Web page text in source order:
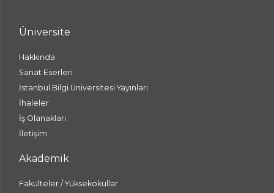
Üniversite
Hakkında
Sanat Eserleri
İstanbul Bilgi Üniversitesi Yayınları
İhaleler
İş Olanakları
İletişim
Akademik
Fakülteler / Yüksekokullar